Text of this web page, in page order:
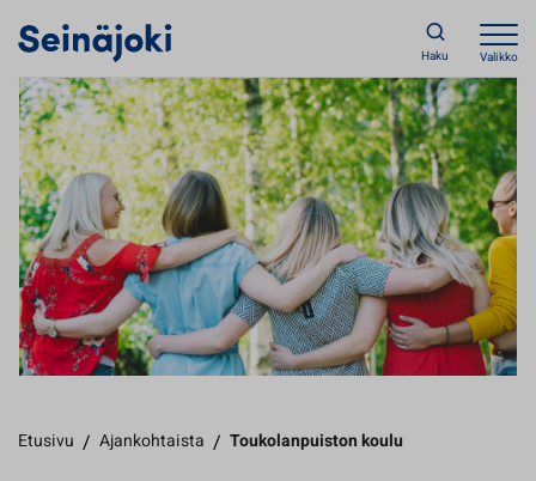
Haku Valikko
Etusivu / Ajankohtaista / Toukolanpuiston koulu